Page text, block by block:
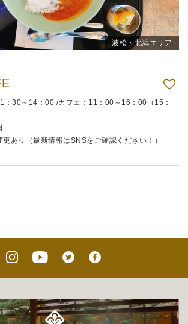
波松・北潟エリア
30～14：00 /カフェ：11：00～16：00（15：
あり（最新情報はSNSをご確認ください！）